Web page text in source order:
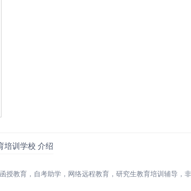
培训学校 介绍
授教育，自考助学，网络远程教育，研究生教育培训辅导，